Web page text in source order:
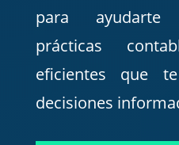
para
prácticas
eficientes que
decisiones